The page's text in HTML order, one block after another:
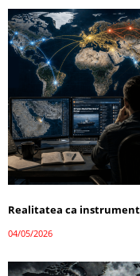
Realitatea ca
04/05/2026